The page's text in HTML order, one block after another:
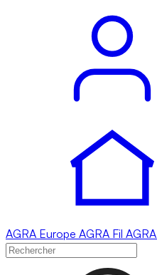
AGRA Europe AGRA Fil AGRA